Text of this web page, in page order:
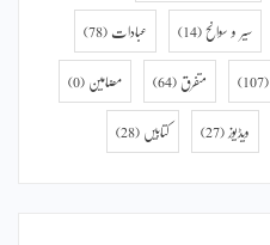
سیر و سوانح (14) عبادات (78)
(107) متفرق (64) مضامین (0)
ویڈیوز (27) کتابیں (28)